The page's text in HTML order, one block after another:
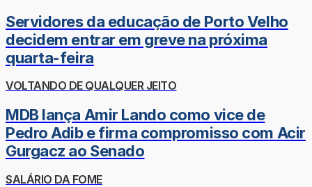
Servidores da educação de Porto Velho
decidem entrar em greve na próxima
quarta-feira
VOLTANDO DE QUALQUER JEITO
MDB lança Amir Lando como vice de
Pedro Adib e firma compromisso com Acir
Gurgacz ao Senado
SALÁRIO DA FOME